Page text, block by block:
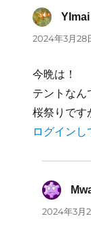
YImai
2024年3月28
今晩は！
テントなん
桜祭りです
ログインし
2024年3月